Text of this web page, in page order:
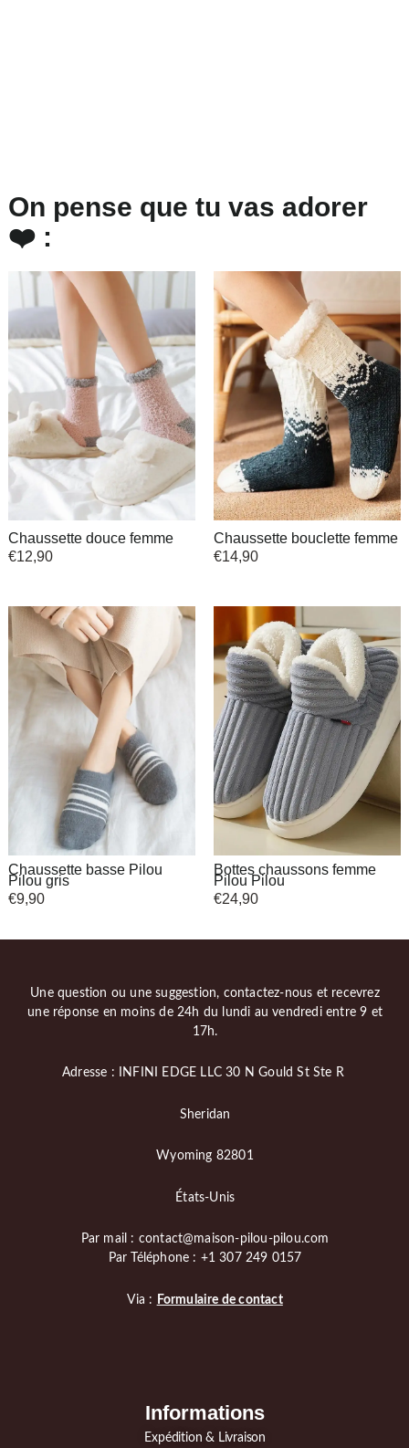
On pense que tu vas adorer
❤️ :
Chaussette douce femme
€12,90
Chaussette bouclette femme
€14,90
Chaussette basse Pilou
Pilou gris
€9,90
Bottes chaussons femme
Pilou Pilou
€24,90
Une question ou une suggestion, contactez-nous et recevrez
une réponse en moins de 24h du lundi au vendredi entre 9 et
17h.
Adresse : INFINI EDGE LLC 30 N Gould St Ste R
Sheridan
Wyoming 82801
États-Unis
Par mail : contact@maison-pilou-pilou.com
Par Téléphone : +1 307 249 0157
Via : Formulaire de contact
Informations
Expédition & Livraison